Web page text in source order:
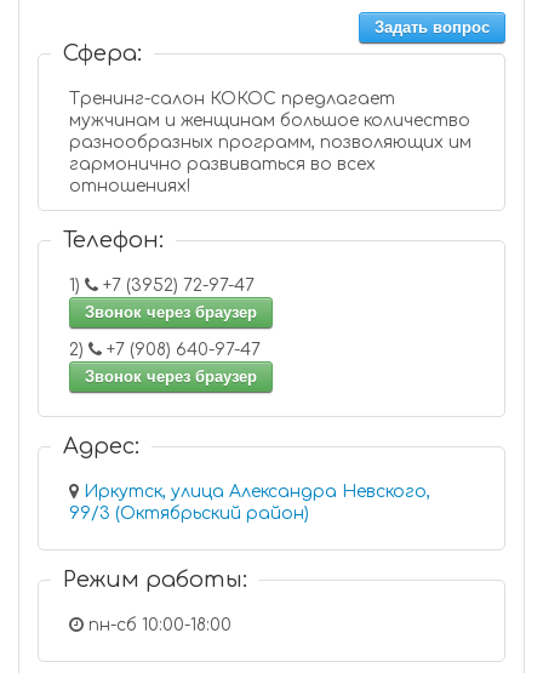
Задать вопрос
Сфера:
Тренинг-салон КОКОС предлагает
мужчинам и женщинам большое количество
разнообразных программ, позволяющих им
гармонично развиваться во всех
отношениях!
Телефон:
1)
+7 (3952) 72-97-47
Звонок через браузер
2)
+7 (908) 640-97-47
Звонок через браузер
Адрес:
Иркутск, улица Александра Невского,
99/3 (Октябрьский район)
Режим работы:
пн-сб 10:00-18:00